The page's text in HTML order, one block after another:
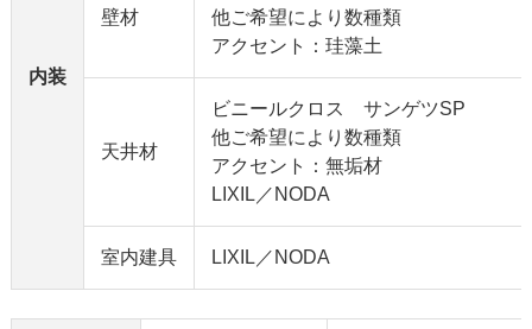
内装
壁材
他ご希望により数種類
アクセント：珪藻土
天井材
ビニールクロス サンゲツSP
他ご希望により数種類
アクセント：無垢材
LIXIL／NODA
室内建具 LIXIL／NODA